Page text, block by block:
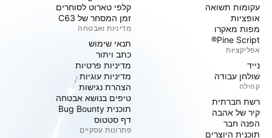
עקומות תשואה
אופציות
מפות מאקרו
Pine Script®
אפליקציות
נייד
שולחן עבודה
קהילה
רשת חברתית
קיר של אהבה
הפנה חבר
תוכנית היוצרים
קלפי טארוט לסוחרים
זמן המסחר של C63
מדיניות ואבטחה
תנאי שימוש
כתב ויתור
מדיניות פרטיות
מדיניות עוגיות
הצהרת נגישות
טיפים בנושא אבטחה
תוכנית Bug Bounty
דף סטטוס
פתרונות עסקיים